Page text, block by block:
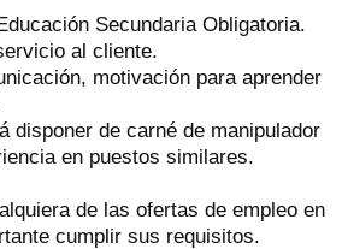
Secundaria Obligatoria.
al cliente.
motivación para aprender
disponer de carné de manipulador
en puestos similares.
de las ofertas de empleo en
cumplir sus requisitos.